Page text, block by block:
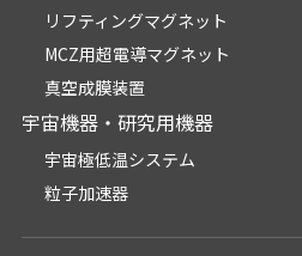
リフティングマグネット
MCZ用超電導マグネット
真空成膜装置
宇宙機器・研究用機器
宇宙極低温システム
粒子加速器